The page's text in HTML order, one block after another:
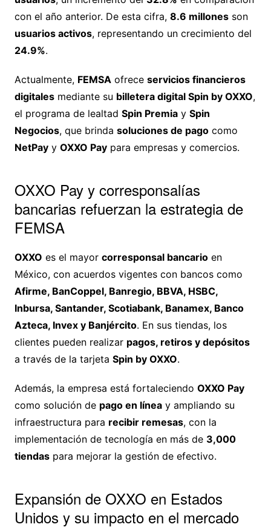
con el año anterior. De esta cifra, 8.6 millonesson
usuarios activos, representando un crecimiento del
24.9%.
Actualmente, FEMSAofrece servicios financieros
digitalesmediante su billetera digital Spin by OXXO,
el programa de lealtad Spin Premiay Spin
Negocios, que brinda soluciones de pagocomo
NetPayy OXXO Paypara empresas y comercios.
OXXO Pay y corresponsalías
bancarias refuerzan la estrategia de
FEMSA
OXXO es el mayor corresponsal bancarioen
México, con acuerdos vigentes con bancos como
Afirme, BanCoppel, Banregio, BBVA, HSBC,
Inbursa, Santander, Scotiabank, Banamex, Banco
Azteca, Invex y Banjército. En sus tiendas, los
clientes pueden realizar pagos, retiros y depósitos
a través de la tarjeta Spin by OXXO.
Además, la empresa está fortaleciendo OXXO Pay
como solución de pago en líneay ampliando su
infraestructura para recibir remesas, con la
implementación de tecnología en más de 3,000
tiendaspara mejorar la gestión de efectivo.
Expansión de OXXO en Estados
Unidos y su impacto en el mercado